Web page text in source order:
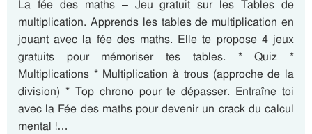
La fée des maths – Jeu gratuit sur les Tables de
multiplication. Apprends les tables de multiplication en
jouant avec la fée des maths. Elle te propose 4 jeux
gratuits pour mémoriser tes tables. * Quiz *
Multiplications * Multiplication à trous (approche de la
division) * Top chrono pour te dépasser. Entraîne toi
avec la Fée des maths pour devenir un crack du calcul
mental !…